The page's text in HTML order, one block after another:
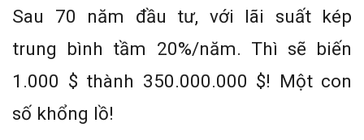
Sau 70 năm đầu tư, với lãi suất kép
trung bình tầm 20%/năm. Thì sẽ biến
1.000 $ thành 350.000.000 $! Một con
số khổng lồ!